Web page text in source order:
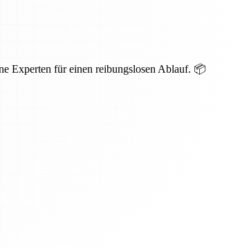
Experten für einen reibungslosen Ablauf. 📦